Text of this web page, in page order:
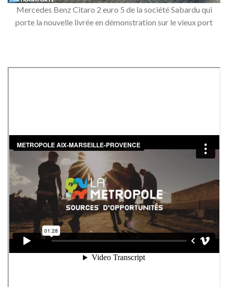
Mercedes Benz Citaro 2 euro 5 de la société Sabardu qui
porte la nouvelle livrée en démonstration sur le vieux port